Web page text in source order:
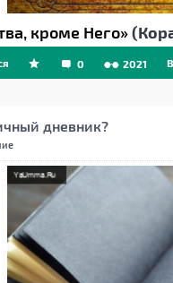
кроме Него»
0 2021
дневник?